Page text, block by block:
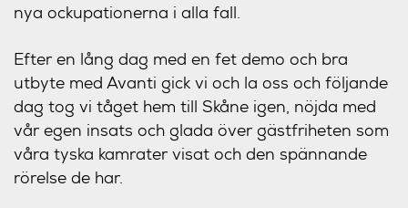
nya ockupationerna i alla fall.
Efter en lång dag med en fet demo och bra
utbyte med Avanti gick vi och la oss och följande
dag tog vi tåget hem till Skåne igen, nöjda med
vår egen insats och glada över gästfriheten som
våra tyska kamrater visat och den spännande
rörelse de har.